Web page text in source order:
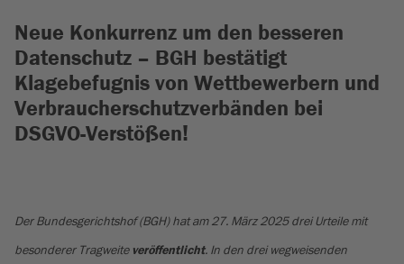
Neue Konkurrenz um den besseren
Datenschutz – BGH bestätigt
Klagebefugnis von Wettbewerbern und
Verbraucherschutzverbänden bei
DSGVO-Verstößen!
Der Bundesgerichtshof (BGH) hat am 27. März 2025 drei Urteile mit
besonderer Tragweite veröffentlicht. In den drei wegweisenden